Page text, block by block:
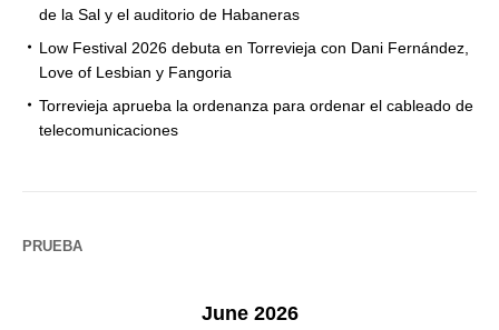
de la Sal y el auditorio de Habaneras
Low Festival 2026 debuta en Torrevieja con Dani Fernández,
Love of Lesbian y Fangoria
Torrevieja aprueba la ordenanza para ordenar el cableado de
telecomunicaciones
PRUEBA
June 2026